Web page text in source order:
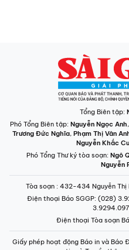
Tổng Biên tập:
Phó Tổng Biên tập: Nguyễn Ngọc Anh,
Trương Đức Nghĩa, Phạm Thị Vân
Nguyễn Khắc
Phó Tổng Thư ký tòa soạn: Ngô
Nguyễn
Tòa soạn : 432-434 Nguyễn Thị
Điện thoại Báo SGGP: (028)
Điện thoại Tòa soạn
Giấy phép hoạt động Báo in và Báo